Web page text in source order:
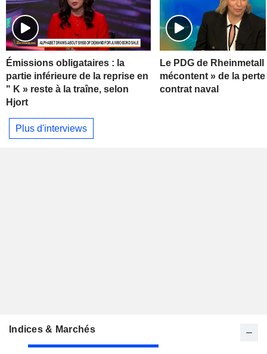
Émissions obligataires : la
partie inférieure de la reprise en
" K » reste à la traîne, selon
Hjort
Le PDG de
mécontent » de la
contrat naval
Plus d'interviews
Indices & Marchés